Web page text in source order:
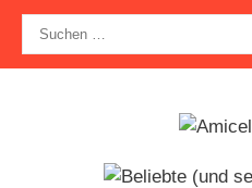
Zum
Inhalt
springen
nach: